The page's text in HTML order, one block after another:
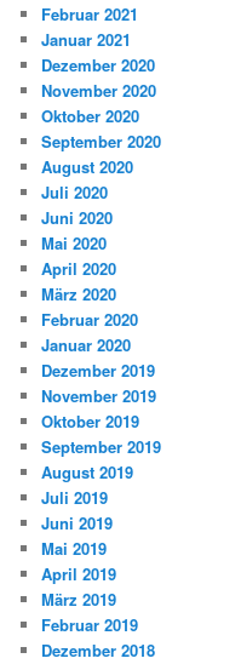
Februar 2021
Januar 2021
Dezember 2020
November 2020
Oktober 2020
September 2020
August 2020
Juli 2020
Juni 2020
Mai 2020
April 2020
März 2020
Februar 2020
Januar 2020
Dezember 2019
November 2019
Oktober 2019
September 2019
August 2019
Juli 2019
Juni 2019
Mai 2019
April 2019
März 2019
Februar 2019
Dezember 2018